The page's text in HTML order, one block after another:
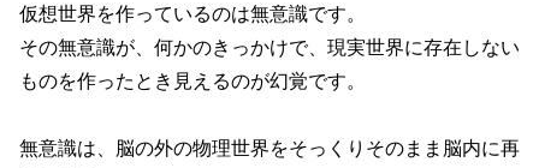
仮想世界を作っているのは無意識です。
その無意識が、何かのきっかけで、現実世界に存在しない
ものを作ったとき見えるのが幻覚です。
無意識は、脳の外の物理世界をそっくりそのまま脳内に再